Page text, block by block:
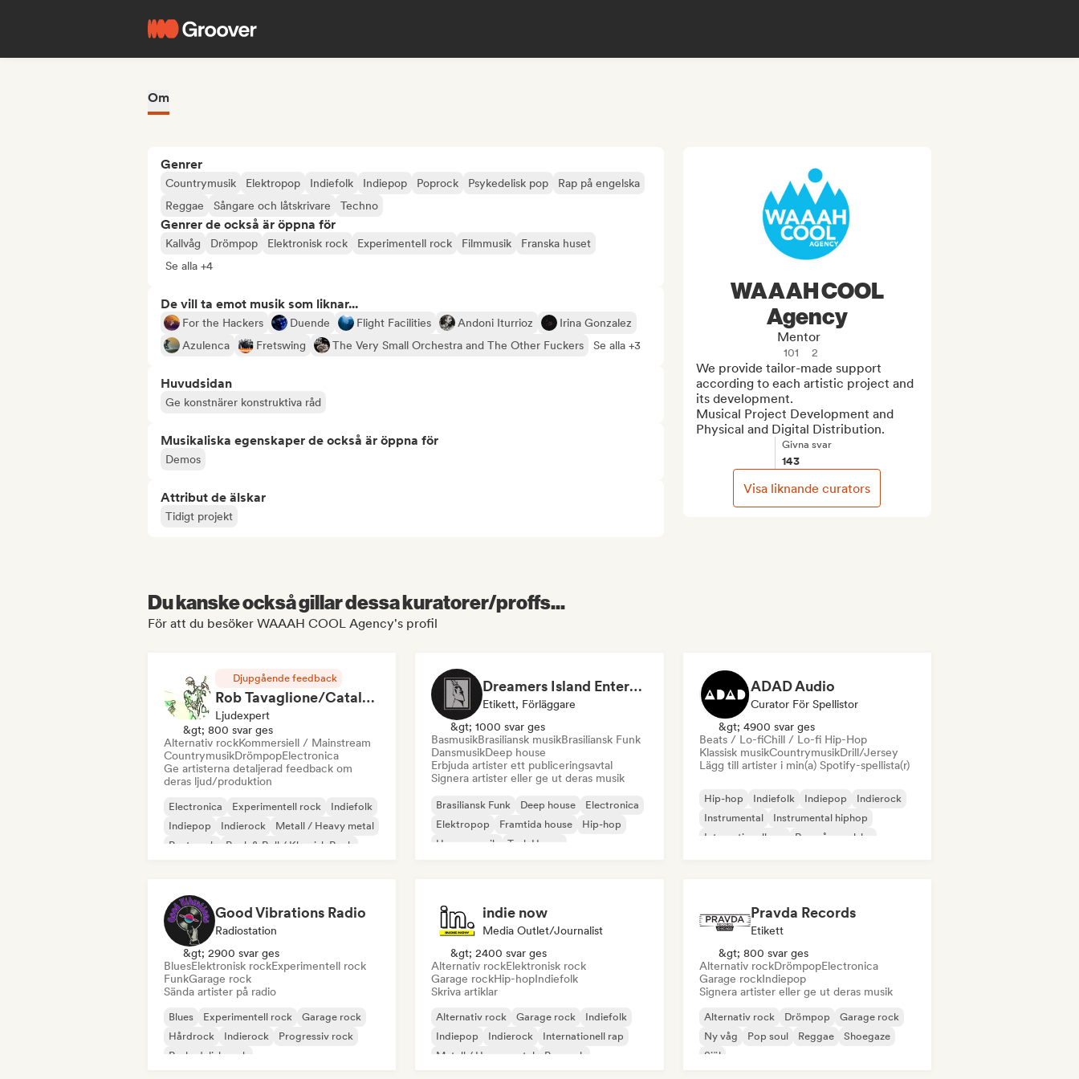
Om
Genrer
Countrymusik Elektropop Indiefolk Indiepop Poprock Psykedelisk pop
Rap på engelska
Reggae
Sångare och låtskrivare Techno
Genrer de också är öppna för
Kallvåg Drömpop Elektronisk rock Experimentell rock Filmmusik
Franska huset
Se alla +4
De vill ta emot musik som liknar...
For the Hackers Duende Flight Facilities Andoni Iturrioz
Irina Gonzalez
Azulenca
Fretswing The Very Small Orchestra and The Other Fuckers Se alla +3
Huvudsidan
Ge konstnärer konstruktiva råd
Musikaliska egenskaper de också är öppna för
Demos
Attribut de älskar
Tidigt projekt
WAAAH COOL
Agency
Mentor
101 2
We provide tailor-made support
according to each artistic project and
its development.
Musical Project Development and
Physical and Digital Distribution.
Givna svar
143
Visa liknande curators
Du kanske också gillar dessa kuratorer/proffs...
För att du besöker WAAAH COOL Agency's profil
Djupgående feedback
Rob Tavaglione/Catalyst Recording
Ljudexpert
&gt; 800 svar ges
Alternativ rockKommersiell / Mainstream
CountrymusikDrömpopElectronica
Ge artisterna detaljerad feedback om
deras ljud/produktion
Electronica Experimentell rock
Indiefolk
Indiepop
Indierock
Metall / Heavy metal
Post punk
Rock & Roll / Klassisk Rock
Dreamers Island Entertainment
Etikett, Förläggare
&gt; 1000 svar ges
BasmusikBrasiliansk musikBrasiliansk Funk
DansmusikDeep house
Erbjuda artister ett publiceringsavtal
Signera artister eller ge ut deras musik
Brasiliansk Funk Deep house
Electronica
Elektropop
Framtida house
Hip-hop
House-musik
Tech House
ADAD Audio
Curator För Spellistor
&gt; 4900 svar ges
Beats / Lo-fiChill / Lo-fi Hip-Hop
Klassisk musikCountrymusikDrill/Jersey
Lägg till artister i min(a) Spotify-spellista(r)
Hip-hop Indiefolk Indiepop
Indierock
Instrumental
Instrumental hiphop
Internationell rap
Rap på engelska
Good Vibrations Radio
Radiostation
&gt; 2900 svar ges
BluesElektronisk rockExperimentell rock
FunkGarage rock
Sända artister på radio
Blues Experimentell rock
Garage rock
Hårdrock
Indierock
Progressiv rock
Psykedelisk rock
indie now
Media Outlet/Journalist
&gt; 2400 svar ges
Alternativ rockElektronisk rock
Garage rockHip-hopIndiefolk
Skriva artiklar
Alternativ rock Garage rock
Indiefolk
Indiepop
Indierock
Internationell rap
Metall / Heavy metal
Poprock
Pravda Records
Etikett
&gt; 800 svar ges
Alternativ rockDrömpopElectronica
Garage rockIndiepop
Signera artister eller ge ut deras musik
Alternativ rock Drömpop
Garage rock
Ny våg
Pop soul Reggae
Shoegaze
Själ